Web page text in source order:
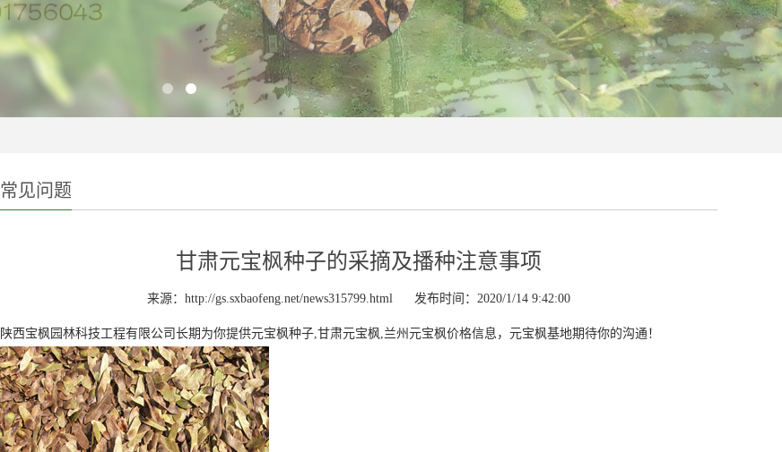
常见问题
甘肃元宝枫种子的采摘及播种注意事项
来源：http://gs.sxbaofeng.net/news315799.html 发布时间：2020/1/14 9:42:00
陕西宝枫园林科技工程有限公司长期为你提供元宝枫种子,甘肃元宝枫,兰州元宝枫价格信息，元宝枫基地期待你的沟通！